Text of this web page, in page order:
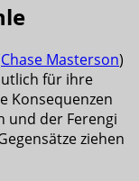
Chase Masterson)
für ihre
Konsequenzen
und der Ferengi
ziehen